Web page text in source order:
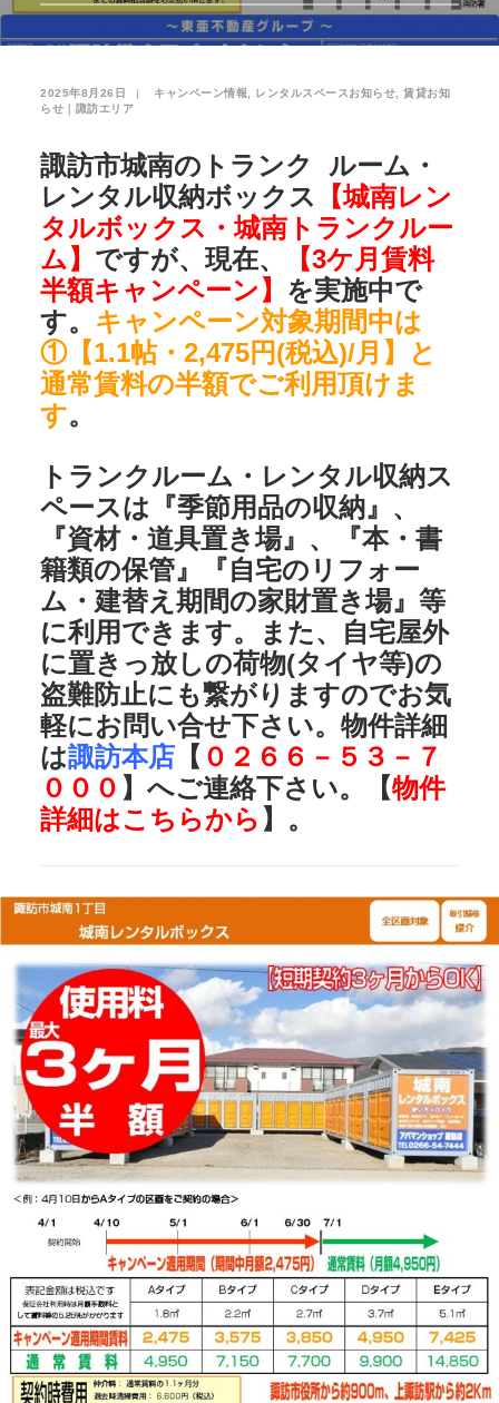
2025年8月26日 | キャンペーン情報 レンタルスペースお知らせ
賃貸お知
らせ｜諏訪エリア
諏訪市城南のトランク ルーム・
レンタル収納ボックス
【城南レン
タルボックス・城南トランクルー
ム】 ですが、現在、
【3ケ月賃料
半額キャンペーン】 を実施中で
す。 キャンペーン対象期間中は
①【1.1帖・2,475円(税込)/月】と
通常賃料の半額でご利用頂けま
す。
トランクルーム・レンタル収納ス
ペースは 『季節用品の収納』、
『資材・道具置き場』、『本・書
籍類の保管』『自宅のリフォー
ム・建替え期間の家財置き場』 等
に利用できます。また、自宅屋外
に置きっ放しの荷物(タイヤ等)の
盗難防止にも繋がりますのでお気
軽にお問い合せ下さい。物件詳細
は諏訪本店 【 ０２６６－５３－７
０００ 】へご連絡下さい。【物件
詳細はこちらから 】。